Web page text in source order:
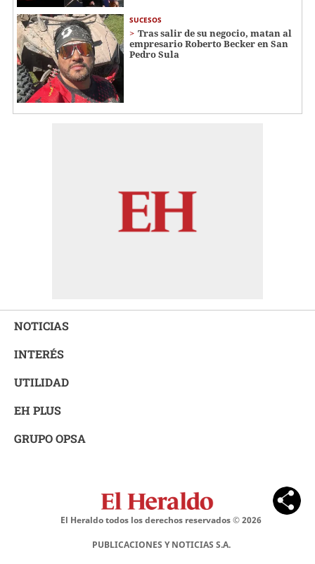
SUCESOS
Tras salir de su negocio, matan al
empresario Roberto Becker en San
Pedro Sula
NOTICIAS
INTERÉS
UTILIDAD
EH PLUS
GRUPO OPSA
El Heraldo todos los derechos reservados ©2026
PUBLICACIONES Y NOTICIAS S.A.